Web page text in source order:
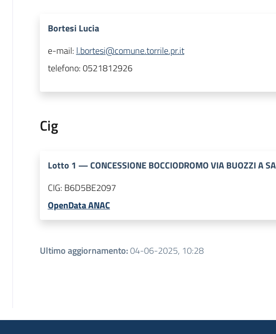
Bortesi Lucia
e-mail: l.bortesi@comune.torrile.pr.it
telefono:0521812926
Cig
Lotto 1 —CONCESSIONE BOCCIODROMO VIA BUOZZI A
CIG: B6D5BE2097
OpenData ANAC
Ultimo aggiornamento:04-06-2025, 10:28